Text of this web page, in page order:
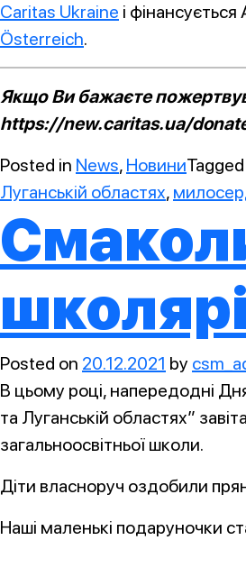
Caritas Ukraine і
Österreich.
Якщо Ви бажаєте
https://new.caritas.ua/
Posted in News, НовиниTagged
Луганській областях,
Posted on 20.12.2021 by
В цьому році, напередодні
та Луганській областях”
загальноосвітньої школи.
Діти власноруч оздобили
Наші маленькі подаруночки